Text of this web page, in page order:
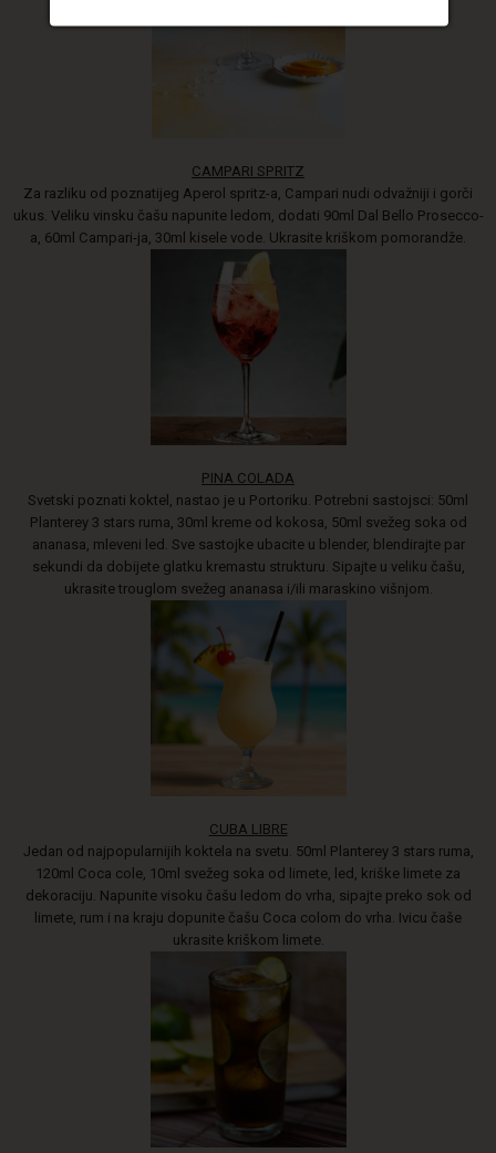
CAMPARI SPRITZ
Za razliku od poznatijeg Aperol spritz-a, Campari nudi odvažniji i gorči
ukus. Veliku vinsku čašu napunite ledom, dodati 90ml Dal Bello Prosecco-
a, 60ml Campari-ja, 30ml kisele vode. Ukrasite kriškom pomorandže.
PINA COLADA
Svetski poznati koktel, nastao je u Portoriku. Potrebni sastojsci: 50ml
Planterey 3 stars ruma, 30ml kreme od kokosa, 50ml svežeg soka od
ananasa, mleveni led. Sve sastojke ubacite u blender, blendirajte par
sekundi da dobijete glatku kremastu strukturu. Sipajte u veliku čašu,
ukrasite trouglom svežeg ananasa i/ili maraskino višnjom.
CUBA LIBRE
Jedan od najpopularnijih koktela na svetu. 50ml Planterey 3 stars ruma,
120ml Coca cole, 10ml svežeg soka od limete, led, kriške limete za
dekoraciju. Napunite visoku čašu ledom do vrha, sipajte preko sok od
limete, rum i na kraju dopunite čašu Coca colom do vrha. Ivicu čaše
ukrasite kriškom limete.